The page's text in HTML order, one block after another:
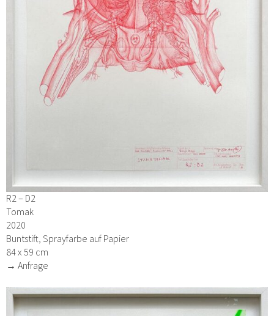
R2 – D2
Tomak
2020
Buntstift, Sprayfarbe auf Papier
84 x 59 cm
→ Anfrage